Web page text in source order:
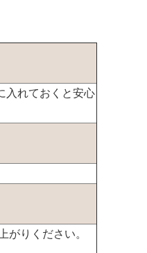
入れておくと安心
がりください。